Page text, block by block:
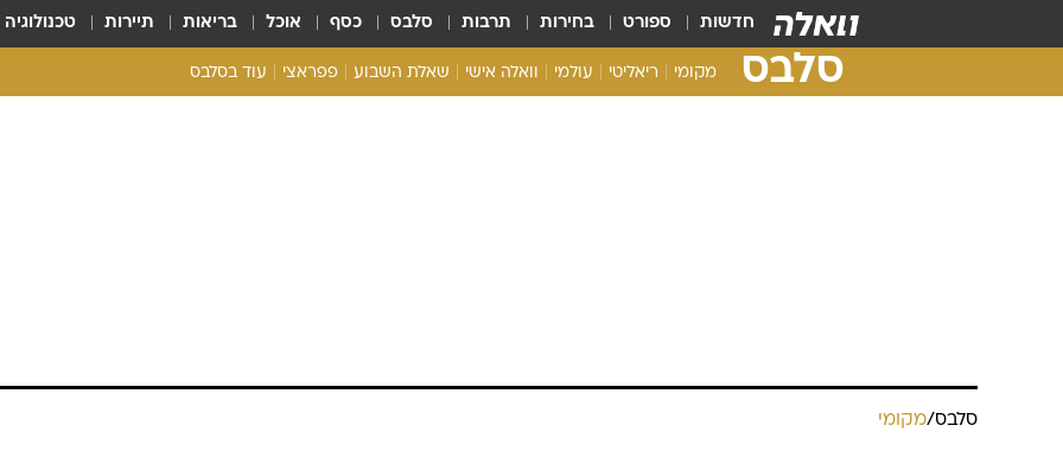
חדשות ספורט בחירות תרבות סלבס כסף אוכל בריאות תיירות טכנולוגיה
סלבס מקומי ריאליטי עולמי וואלה אישי שאלת השבוע פפראצי עוד בסלבס
סלבס/מקומי